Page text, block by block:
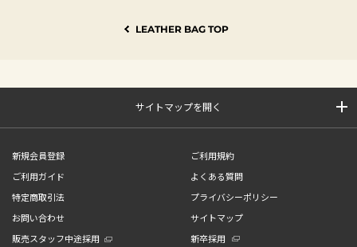
LEATHER BAG TOP
サイトマップを開く
新規会員登録
ご利用規約
ご利用ガイド
よくある質問
特定商取引法
プライバシーポリシー
お問い合わせ
サイトマップ
販売スタッフ中途採用
新卒採用